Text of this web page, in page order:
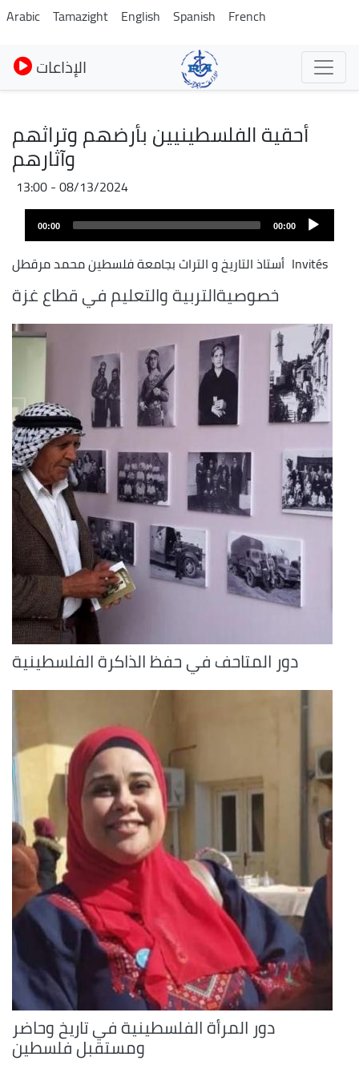
Skip
to
main
content
Arabic Tamazight English Spanish French
الإذاعات
أحقية الفلسطينيين بأرضهم وتراثهم
وآثارهم
08/13/2024 - 13:00
00:00
00:00
Invités أستاذ التاريخ و التراث بجامعة فلسطين محمد مرقطل
خصوصيةالتربية والتعليم في قطاع غزة
دور المتاحف في حفظ الذاكرة الفلسطينية
دور المرأة الفلسطينية في تاريخ وحاضر
ومستقبل فلسطين